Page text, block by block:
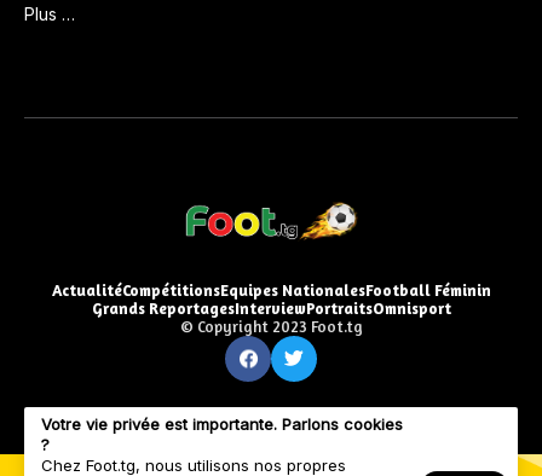
Plus …
ActualitéCompétitionsEquipes NationalesFootball Féminin
Grands ReportagesInterviewPortraitsOmnisport
© Copyright 2023 Foot.tg
Votre vie privée est importante. Parlons cookies
?
Chez Foot.tg, nous utilisons nos propres